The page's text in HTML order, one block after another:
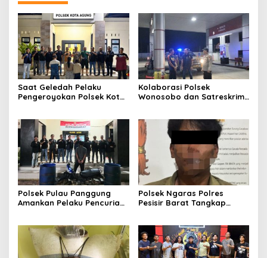
Saat Geledah Pelaku
Pengeroyokan Polsek Kota
Amankan Satu Pria Dua
Wanita Terungkap Dugaan
Pengguna Narkoba
Kolaborasi Polsek
Wonosobo dan Satreskrim
Dugaan Pengecoran BBM
Subsidi di SPBU Lakaran
Polsek Pulau Panggung
Amankan Pelaku Pencurian
Polsek Ngaras Polres
Pesisir Barat Tangkap